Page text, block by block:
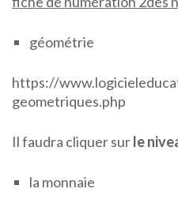
géométrie
https://
geometriques.php
Il faudra cliquer surle
la monnaie